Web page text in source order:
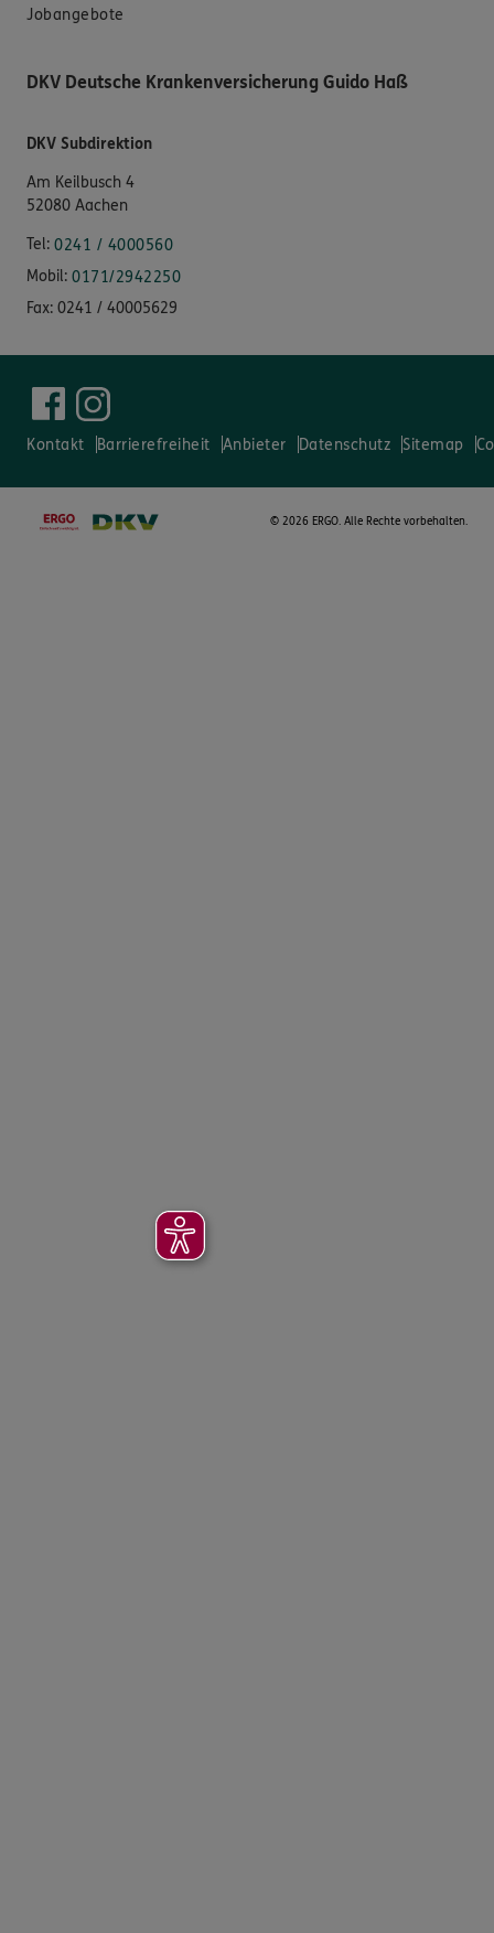
Jobangebote
DKV Deutsche Krankenversicherung Guido Haß
DKV Subdirektion
Am Keilbusch 4
52080 Aachen
Tel: 0241 / 4000560
Mobil: 0171/2942250
Fax: 0241 / 40005629
Kontakt Barrierefreiheit Anbieter Datenschutz Sitemap
© 2026 ERGO. Alle Rechte vorbehalten.